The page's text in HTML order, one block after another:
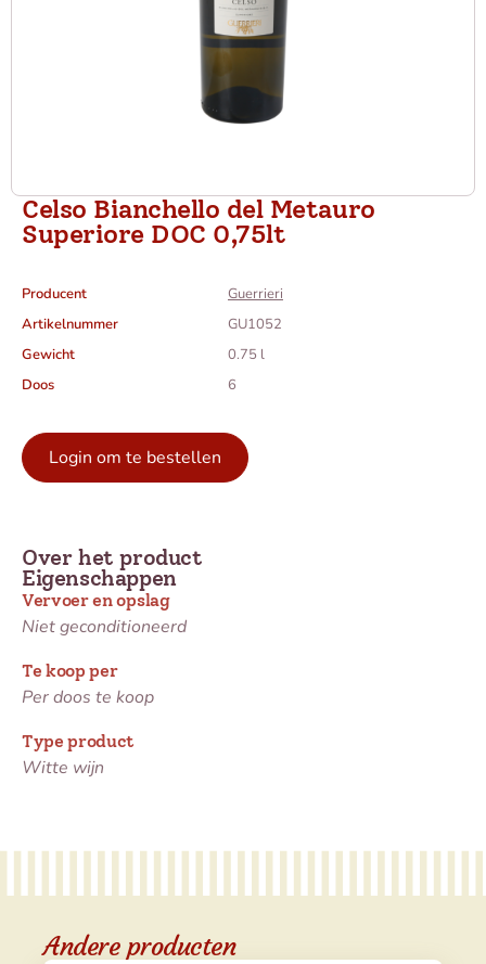
Celso Bianchello del Metauro
Superiore DOC 0,75lt
Producent
Guerrieri
Artikelnummer
GU1052
Gewicht
0.75 l
Doos
6
Login om te bestellen
Eigenschappen
Vervoer en opslag
Niet geconditioneerd
Te koop per
Per doos te koop
Type product
Witte wijn
Over het product
Andere producten